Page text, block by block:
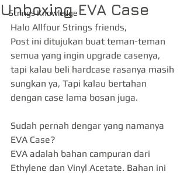
Strings Knowledge
Unboxing EVA Case
Halo Allfour Strings friends,
Post ini ditujukan buat teman-teman
semua yang ingin upgrade casenya,
tapi kalau beli hardcase rasanya masih
sungkan ya, Tapi kalau bertahan
dengan case lama bosan juga.
Sudah pernah dengar yang namanya
EVA Case?
EVA adalah bahan campuran dari
Ethylene dan Vinyl Acetate. Bahan ini